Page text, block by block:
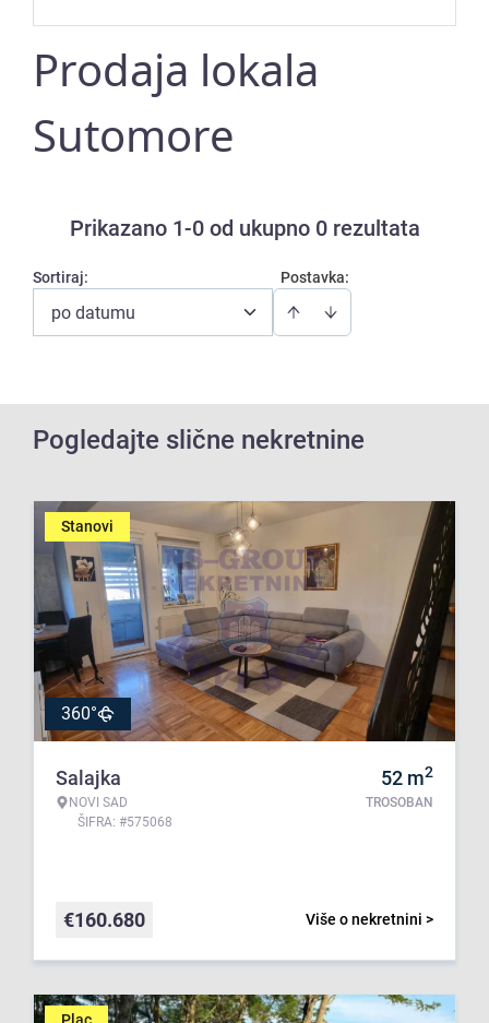
Prodaja lokala
Sutomore
Prikazano 1-0 od ukupno 0 rezultata
Postavka:
Sortiraj:
po datumu
Pogledajte slične nekretnine
Stanovi
360°
Salajka
NOVI SAD
ŠIFRA: #575068
52 m2
TROSOBAN
Više o nekretnini >
€160.680